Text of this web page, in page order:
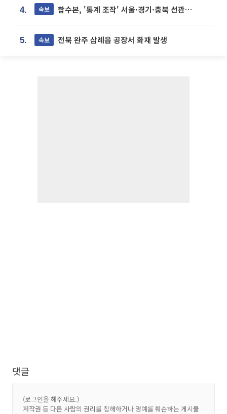
4. 속보 합수본, '통계 조작' 서울·경기·충북 선관위 등 추가 압수수색
5. 속보 전북 완주 삼례읍 공장서 화재 발생
댓글